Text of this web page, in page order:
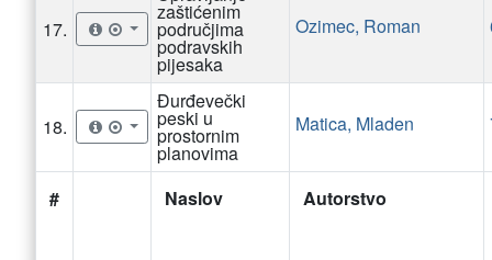
# Naslov Autorstvo
17.
zaštićenim
područjima
podravskih
pijesaka
Ozimec, Roman
18.
Đurđevečki
peski u
prostornim
planovima
Matica, Mladen